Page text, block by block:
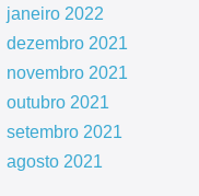
janeiro 2022
dezembro 2021
novembro 2021
outubro 2021
setembro 2021
agosto 2021